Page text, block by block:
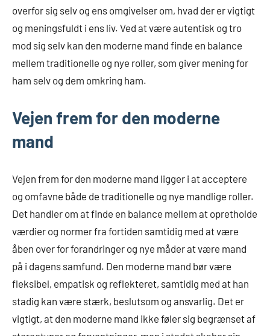
overfor sig selv og ens omgivelser om, hvad der er vigtigt
og meningsfuldt i ens liv. Ved at være autentisk og tro
mod sig selv kan den moderne mand finde en balance
mellem traditionelle og nye roller, som giver mening for
ham selv og dem omkring ham.
Vejen frem for den moderne
mand
Vejen frem for den moderne mand ligger i at acceptere
og omfavne både de traditionelle og nye mandlige roller.
Det handler om at finde en balance mellem at opretholde
værdier og normer fra fortiden samtidig med at være
åben over for forandringer og nye måder at være mand
på i dagens samfund. Den moderne mand bør være
fleksibel, empatisk og reflekteret, samtidig med at han
stadig kan være stærk, beslutsom og ansvarlig. Det er
vigtigt, at den moderne mand ikke føler sig begrænset af